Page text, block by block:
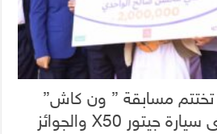
مسابقة ” ون كاش”
بتسليم الجائزة الكبرى سيارة جيتور X50 والجوائز